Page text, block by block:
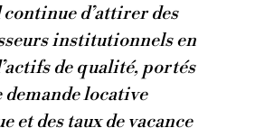
d’attirer des
institutionnels en
de qualité, portés
demande locative
et des taux de vacance